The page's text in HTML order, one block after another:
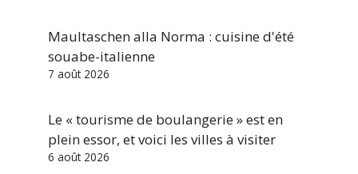
Maultaschen alla Norma : cuisine d'été
souabe-italienne
7 août 2026
Le « tourisme de boulangerie » est en
plein essor, et voici les villes à visiter
6 août 2026